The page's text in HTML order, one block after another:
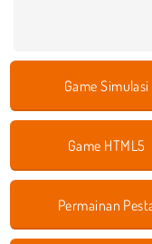
Game Simulasi
Game HTML5
Permainan